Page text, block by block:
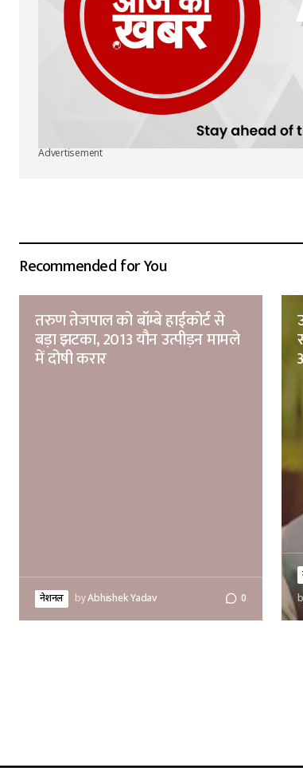
Advertisement
Recommended for You
तरुण तेजपाल को बॉम्बे हाईकोर्ट से
बड़ा झटका, 2013 यौन उत्पीड़न मामले
में दोषी करार
नेशनल byAbhishek Yadav 0